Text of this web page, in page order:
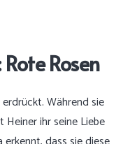
Rote Rosen
Während sie
ihr seine Liebe